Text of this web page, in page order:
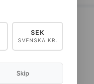
SEK
SVENSKA KR.
Skip